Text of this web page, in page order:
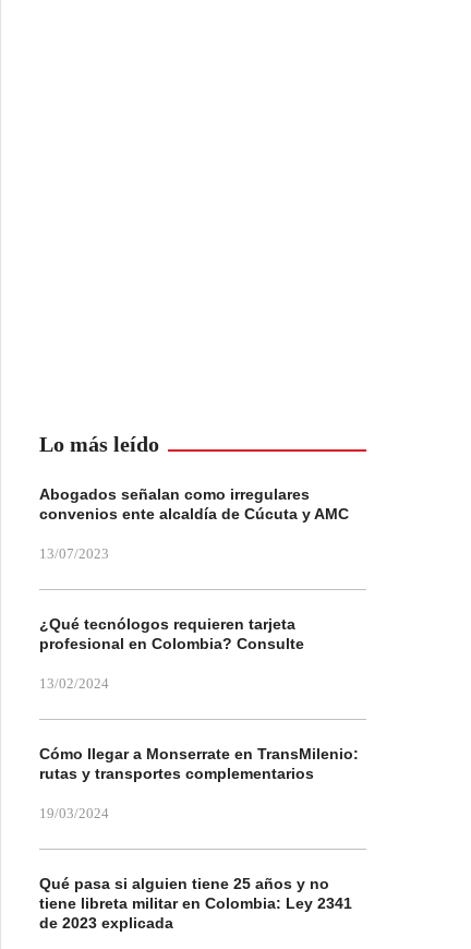
Lo más leído
Abogados señalan como irregulares
convenios ente alcaldía de Cúcuta y AMC
13/07/2023
¿Qué tecnólogos requieren tarjeta
profesional en Colombia? Consulte
13/02/2024
Cómo llegar a Monserrate en TransMilenio:
rutas y transportes complementarios
19/03/2024
Qué pasa si alguien tiene 25 años y no
tiene libreta militar en Colombia: Ley 2341
de 2023 explicada